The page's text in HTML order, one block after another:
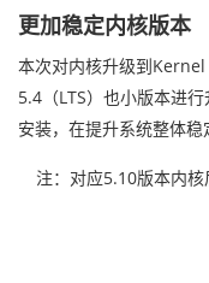
更加稳定内核版本
本次对内核升级到Kernel
5.4（LTS）也小版本进
安装，在提升系统整体稳
注：对应5.10版本内